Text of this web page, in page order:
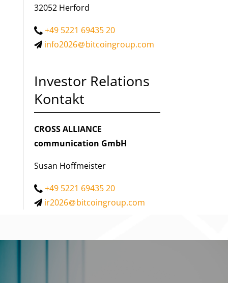
32052 Herford
+49 5221 69435 20
info2026
bitcoingroup.com
Investor Relations
Kontakt
CROSS ALLIANCE
communication GmbH
Susan Hoffmeister
+49 5221 69435 20
ir2026
bitcoingroup.com